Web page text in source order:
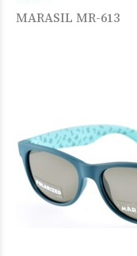
MARASIL MR-613